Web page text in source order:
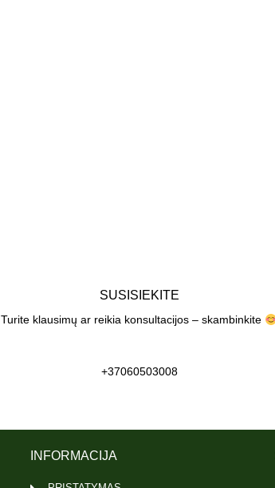
SUSISIEKITE
Turite klausimų ar reikia konsultacijos – skambinkite
+37060503008
INFORMACIJA